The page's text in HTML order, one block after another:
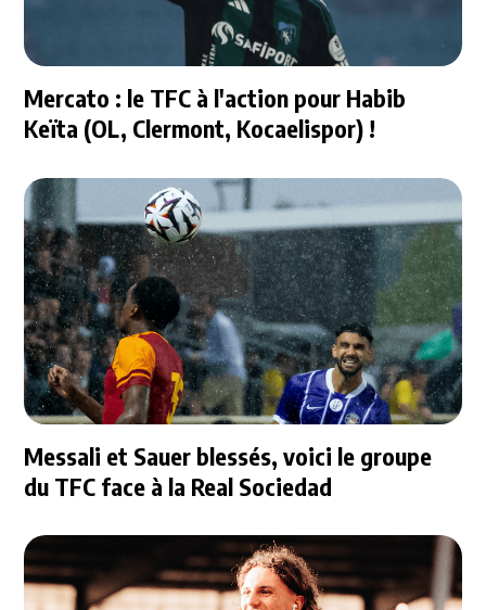
Mercato : le TFC à l'action pour Habib
Keïta (OL, Clermont, Kocaelispor) !
Messali et Sauer blessés, voici le groupe
du TFC face à la Real Sociedad